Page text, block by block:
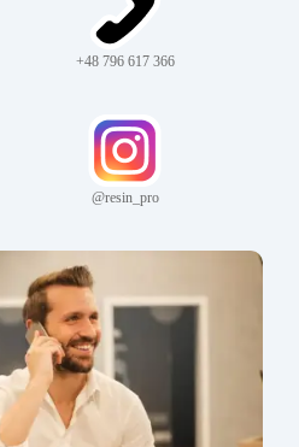
+48 796 617 366
@resin_pro